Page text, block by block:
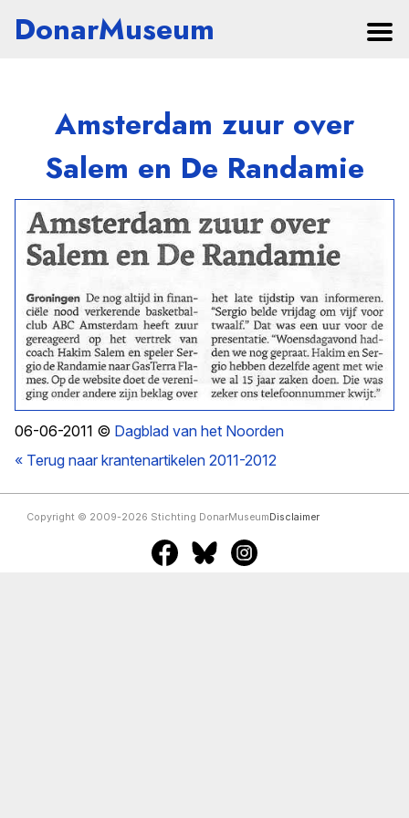
DonarMuseum
Amsterdam zuur over
Salem en De Randamie
06-06-2011 © Dagblad van het Noorden
« Terug naar krantenartikelen 2011-2012
Copyright © 2009-2026 Stichting DonarMuseumDisclaimer